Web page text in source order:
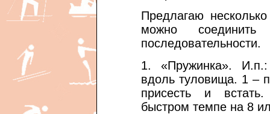
Предлагаю
можно
последовательности.
1. «Пружинка».
вдоль туловища. 1 –
присесть и
быстром темпе на 8